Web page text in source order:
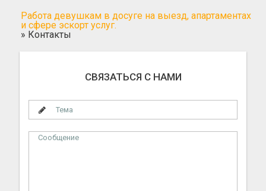
Поиск
Работа девушкам в досуге на выезд, апартаментах
и сфере эскорт услуг.
» Контакты
СВЯЗАТЬСЯ С НАМИ